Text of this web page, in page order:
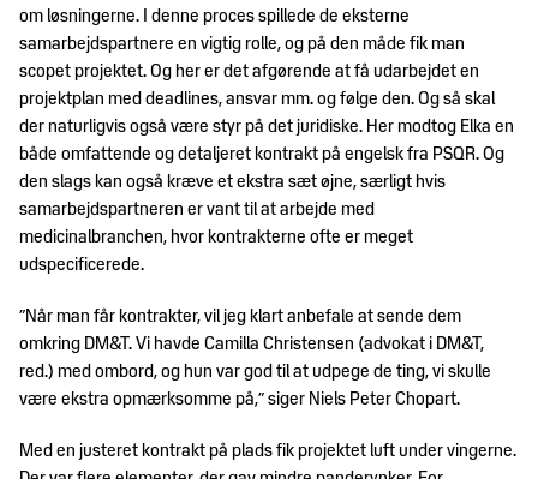
om løsningerne. I denne proces spillede de eksterne
samarbejdspartnere en vigtig rolle, og på den måde fik man
scopet projektet. Og her er det afgørende at få udarbejdet en
projektplan med deadlines, ansvar mm. og følge den. Og så skal
der naturligvis også være styr på det juridiske. Her modtog Elka en
både omfattende og detaljeret kontrakt på engelsk fra PSQR. Og
den slags kan også kræve et ekstra sæt øjne, særligt hvis
samarbejdspartneren er vant til at arbejde med
medicinalbranchen, hvor kontrakterne ofte er meget
udspecificerede.
”Når man får kontrakter, vil jeg klart anbefale at sende dem
omkring DM&T. Vi havde Camilla Christensen (advokat i DM&T,
red.) med ombord, og hun var god til at udpege de ting, vi skulle
være ekstra opmærksomme på,” siger Niels Peter Chopart.
Med en justeret kontrakt på plads fik projektet luft under vingerne.